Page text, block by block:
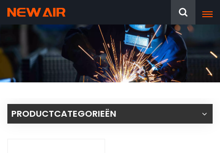
PRODUCTCATEGORIEËN